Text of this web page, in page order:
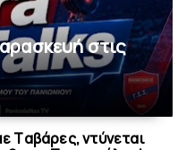
στις
Tαβάρες, ντύνεται